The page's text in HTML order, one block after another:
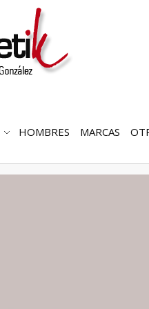
ABRIR
HOMBRES MARCAS